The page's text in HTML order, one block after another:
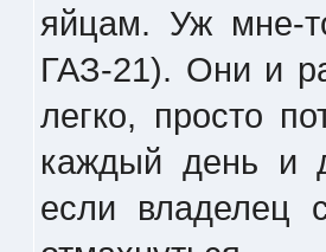
яйцам. Уж мне-
ГАЗ-21). Они и
легко, просто
каждый день и
если владелец